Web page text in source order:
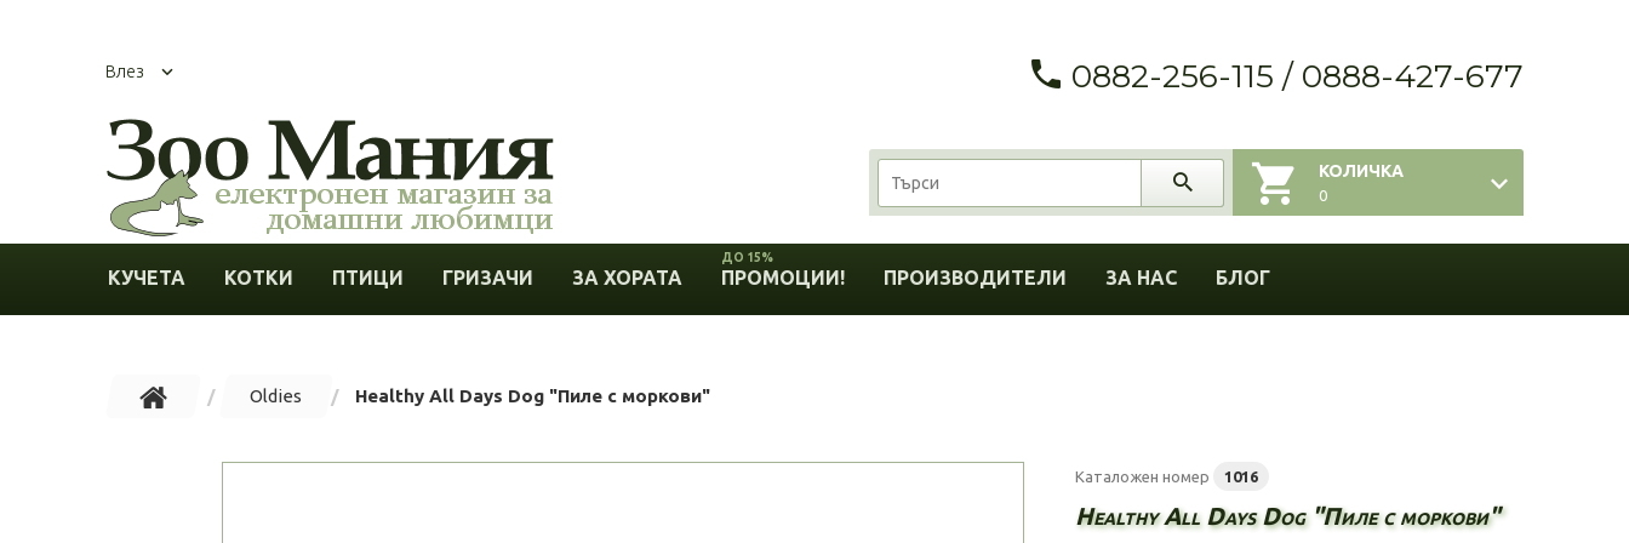
Влез 0882-256-115 / 0888-427-677
КОЛИЧКА
0
КУЧЕТА КОТКИ ПТИЦИ ГРИЗАЧИ ЗА ХОРАТА ПРОМОЦИИ!
ДО 15%
ПРОИЗВОДИТЕЛИ ЗА НАС БЛОГ
Oldies Healthy All Days Dog "Пиле с моркови"
Каталожен номер 1016
Healthy All Days Dog "Пиле с моркови"